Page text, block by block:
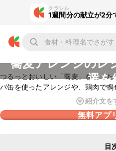
クラシル
1週間分の献立が2分
蕎麦アレンジのレ
選を
つるっとおいしい「蕎麦」を使っ
バ缶を使ったアレンジや、鶏肉で
時間で簡単に作れることができる
紹介文を
無料アプ
目